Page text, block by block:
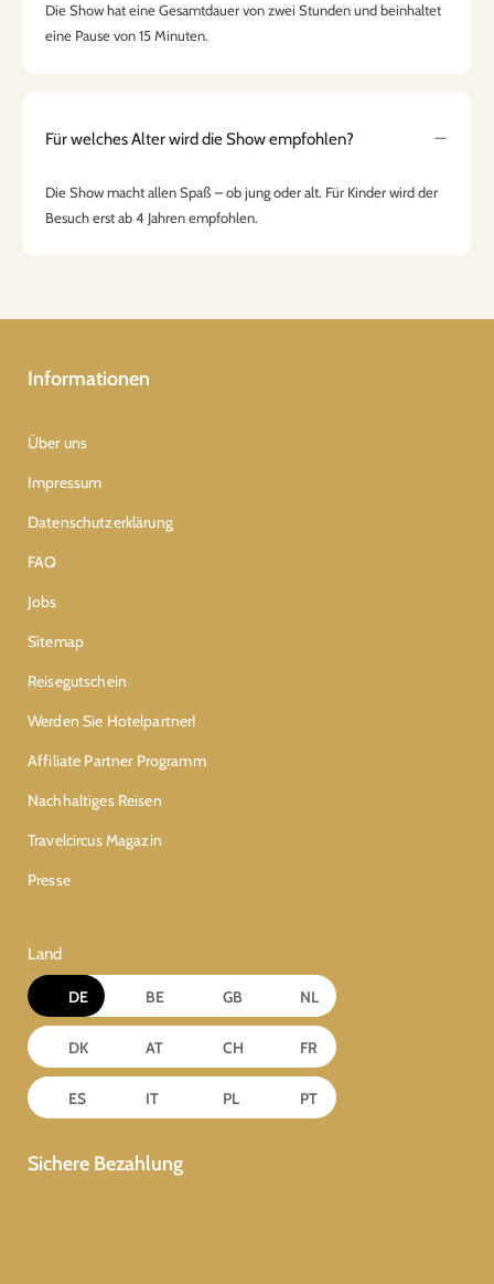
Die Show hat eine Gesamtdauer von zwei Stunden und beinhaltet
eine Pause von 15 Minuten.
Für welches Alter wird die Show empfohlen?
Die Show macht allen Spaß – ob jung oder alt. Für Kinder wird der
Besuch erst ab 4 Jahren empfohlen.
Informationen
Über uns
Impressum
Datenschutzerklärung
FAQ
Jobs
Sitemap
Reisegutschein
Werden Sie Hotelpartner!
Affiliate Partner Programm
Nachhaltiges Reisen
Travelcircus Magazin
Presse
Land
DE BE GB NL
DK AT CH FR
ES IT PL PT
Sichere Bezahlung